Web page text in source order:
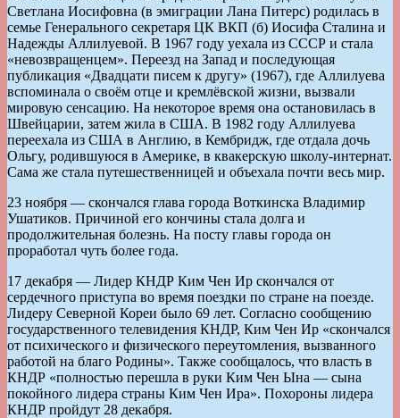
Светлана Иосифовна (в эмиграции Лана Питерс) родилась в
семье Генерального секретаря ЦК ВКП (б) Иосифа Сталина и
Надежды Аллилуевой. В 1967 году уехала из СССР и стала
«невозвращенцем». Переезд на Запад и последующая
публикация «Двадцати писем к другу» (1967), где Аллилуева
вспоминала о своём отце и кремлёвской жизни, вызвали
мировую сенсацию. На некоторое время она остановилась в
Швейцарии, затем жила в США. В 1982 году Аллилуева
переехала из США в Англию, в Кембридж, где отдала дочь
Ольгу, родившуюся в Америке, в квакерскую школу-интернат.
Сама же стала путешественницей и объехала почти весь мир.
23 ноября — скончался глава города Воткинска Владимир
Ушатиков. Причиной его кончины стала долга и
продолжительная болезнь. На посту главы города он
проработал чуть более года.
17 декабря — Лидер КНДР Ким Чен Ир скончался от
сердечного приступа во время поездки по стране на поезде.
Лидеру Северной Кореи было 69 лет. Согласно сообщению
государственного телевидения КНДР, Ким Чен Ир «скончался
от психического и физического переутомления, вызванного
работой на благо Родины». Также сообщалось, что власть в
КНДР «полностью перешла в руки Ким Чен Ына — сына
покойного лидера страны Ким Чен Ира». Похороны лидера
КНДР пройдут 28 декабря.